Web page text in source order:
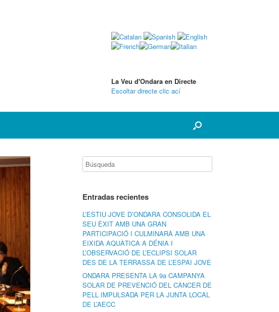
La Veu d'Ondara en Directe
Escoltar directe clic ací
Entradas recientes
L’ESTIU JOVE D’ONDARA CONSOLIDA EL
SEU ÈXIT AMB UNA GRAN
PARTICIPACIÓ I CULMINARÀ AMB UNA
EIXIDA AQUÀTICA A DÉNIA I
L’OBSERVACIÓ DE L’ECLIPSI SOLAR
DES DE LA TERRASSA DE L’ESPAI JOVE
ONDARA PRESENTA LA 9a CAMPANYA
SOLAR DE PREVENCIÓ DEL CÀNCER DE
PELL IMPULSADA PER LA JUNTA LOCAL
DE L’AECC